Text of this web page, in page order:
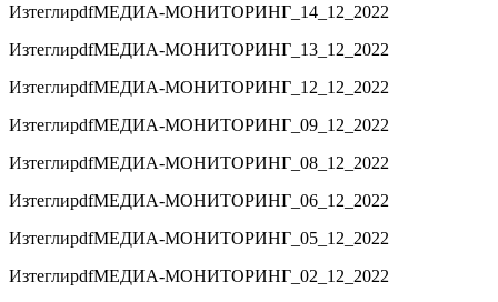
ИзтеглиpdfМЕДИА-МОНИТОРИНГ_14_12_2022
ИзтеглиpdfМЕДИА-МОНИТОРИНГ_13_12_2022
ИзтеглиpdfМЕДИА-МОНИТОРИНГ_12_12_2022
ИзтеглиpdfМЕДИА-МОНИТОРИНГ_09_12_2022
ИзтеглиpdfМЕДИА-МОНИТОРИНГ_08_12_2022
ИзтеглиpdfМЕДИА-МОНИТОРИНГ_06_12_2022
ИзтеглиpdfМЕДИА-МОНИТОРИНГ_05_12_2022
ИзтеглиpdfМЕДИА-МОНИТОРИНГ_02_12_2022